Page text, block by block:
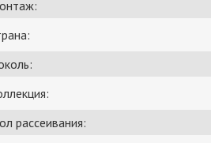
рассеивания: